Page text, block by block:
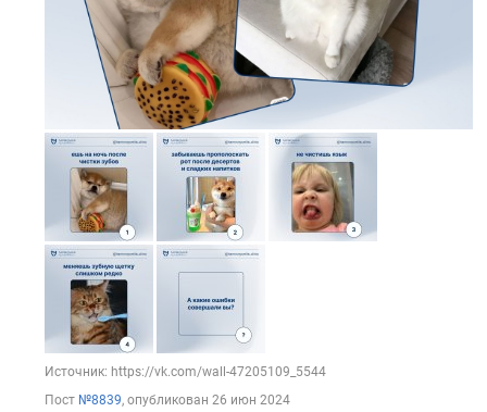
Источник: https://vk.com/wall-47205109_5544
Пост №8839, опубликован 26 июн 2024